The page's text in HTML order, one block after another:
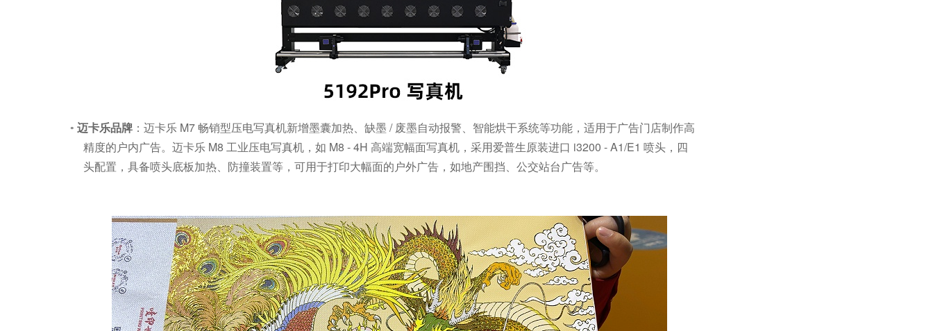
◦ 迈卡乐品牌：迈卡乐M7畅销型压电写真机新增墨囊加热、缺墨/废墨自动报警、智能烘干系统等功能，适用于广告门店制作高
精度的户内广告。迈卡乐 M8 工业压电写真机，如 M8 - 4H 高端宽幅面写真机，采用爱普生原装进口 i3200 - A1/E1 喷头，四
头配置，具备喷头底板加热、防撞装置等，可用于打印大幅面的户外广告，如地产围挡、公交站台广告等。